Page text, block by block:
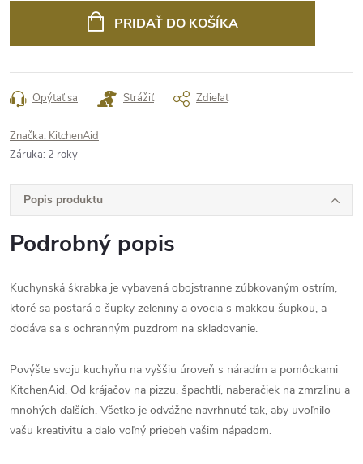
PRIDAŤ DO KOŠÍKA
Opýtať sa Strážiť Zdieľať
Značka: KitchenAid
Záruka: 2 roky
Popis produktu
Podrobný popis
Kuchynská škrabka je vybavená obojstranne zúbkovaným ostrím,
ktoré sa postará o šupky zeleniny a ovocia s mäkkou šupkou, a
dodáva sa s ochranným puzdrom na skladovanie.
Povýšte svoju kuchyňu na vyššiu úroveň s náradím a pomôckami
KitchenAid. Od krájačov na pizzu, špachtlí, naberačiek na zmrzlinu a
mnohých ďalších. Všetko je odvážne navrhnuté tak, aby uvoľnilo
vašu kreativitu a dalo voľný priebeh vašim nápadom.